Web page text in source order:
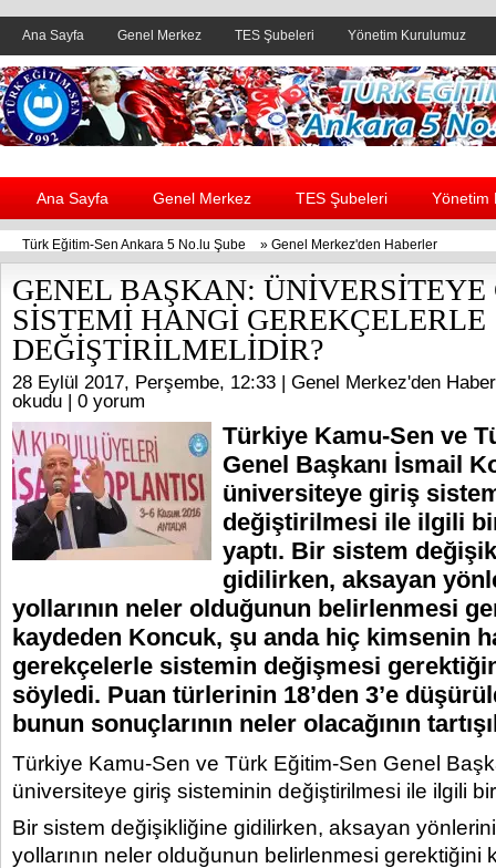
Ana Sayfa Genel Merkez TES Şubeleri Yönetim Kurulumuz
Header yanı reklam alanı
Ana Sayfa Genel Merkez TES Şubeleri Yönetim
Türk Eğitim-Sen Ankara 5 No.lu Şube » Genel Merkez'den Haberler
GENEL BAŞKAN: ÜNİVERSİTEYE
SİSTEMİ HANGİ GEREKÇELERLE
DEĞİŞTİRİLMELİDİR?
28 Eylül 2017, Perşembe, 12:33 | Genel Merkez'den
okudu | 0 yorum
Türkiye Kamu-Sen ve
Genel Başkanı İsmail
üniversiteye giriş
değiştirilmesi ile ilgili
yaptı. Bir sistem
gidilirken, aksayan
yollarının neler olduğunun belirlenmesi
kaydeden Koncuk, şu anda hiç kimsenin
gerekçelerle sistemin değişmesi
söyledi. Puan türlerinin 18’den 3’e
bunun sonuçlarının neler olacağının
Türkiye Kamu-Sen ve Türk Eğitim-Sen Genel
üniversiteye giriş sisteminin değiştirilmesi ile ilgili bir
Bir sistem değişikliğine gidilirken, aksayan
yollarının neler olduğunun belirlenmesi gerektiğini